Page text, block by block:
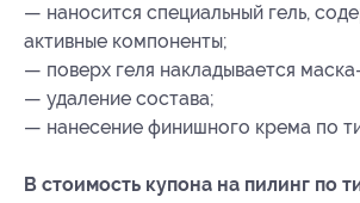
— наносится специальный гель,
активные компоненты;
— поверх геля накладывается
— удаление состава;
— нанесение финишного крема по
В стоимость купона на пилинг по